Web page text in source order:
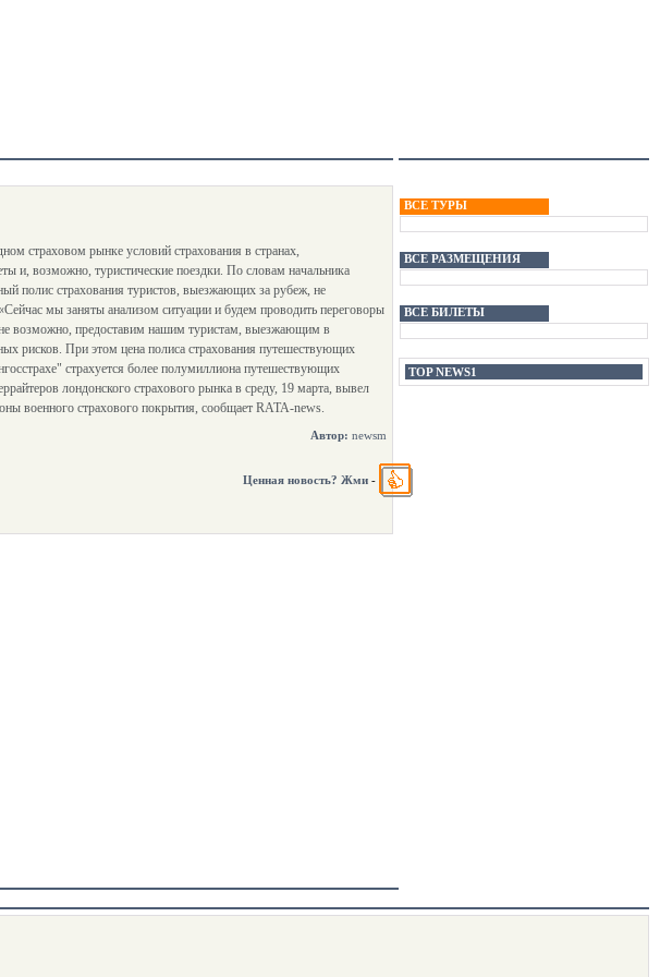
страховом рынке условий страхования в странах,
и, возможно, туристические поездки. По словам начальника
полис страхования туристов, выезжающих за рубеж, не
мы заняты анализом ситуации и будем проводить переговоры
возможно, предоставим нашим туристам, выезжающим в
рисков. При этом цена полиса страхования путешествующих
страхуется более полумиллиона путешествующих
лондонского страхового рынка в среду, 19 марта, вывел
военного страхового покрытия, сообщает RATA-news.
Автор: newsm
Ценная новость? Жми -
ВСЕ ТУРЫ
ВСЕ РАЗМЕЩЕНИЯ
ВСЕ БИЛЕТЫ
TOP NEWS1